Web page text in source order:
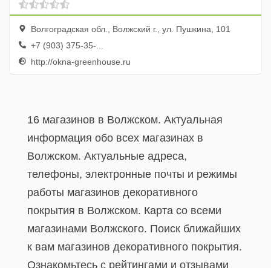
Волгоградская обл., Волжский г., ул. Пушкина, 101
+7 (903) 375-35-...
http://okna-greenhouse.ru
16 магазинов в Волжском. Актуальная
информация обо всех магазинах в
Волжском. Актуальные адреса,
телефоны, электронные почты и режимы
работы магазинов декоративного
покрытия в Волжском. Карта со всеми
магазинами Волжского. Поиск ближайших
к вам магазинов декоративного покрытия.
Ознакомьтесь с рейтингами и отзывами